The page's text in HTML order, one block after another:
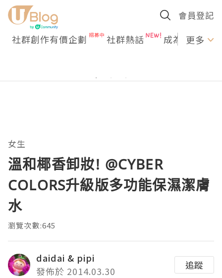
會員登記
社群創作有價企劃 社群熱話 成為U更多
女生
溫和椰香卸妝! @CYBER
COLORS升級版多功能保濕潔膚
水
瀏覽次數:645
daidai & pipi
發佈於 2014.03.30
追蹤